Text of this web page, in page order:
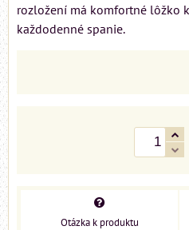
rozložení má komfortné lôžko
každodenné spanie.
Otázka k produktu